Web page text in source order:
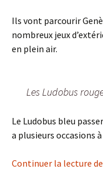
Ils vont parcourir
nombreux jeux
en plein air.
Les Ludobus
Le Ludobus bleu
a plusieurs occasions
Continuer la lecture de